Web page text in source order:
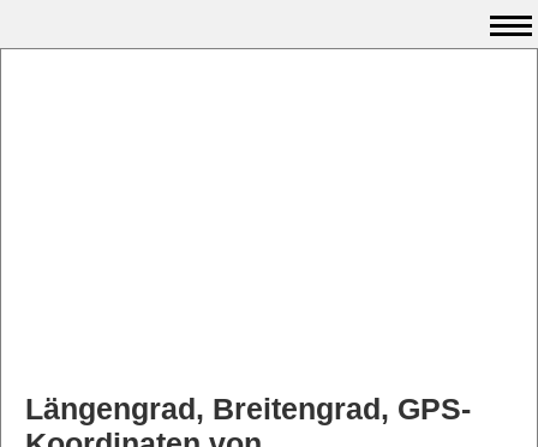
Längengrad, Breitengrad, GPS-